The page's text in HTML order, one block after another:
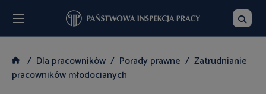
Dla pracowników Porady prawne
Zatrudnianie
pracowników młodocianych
Szukaj